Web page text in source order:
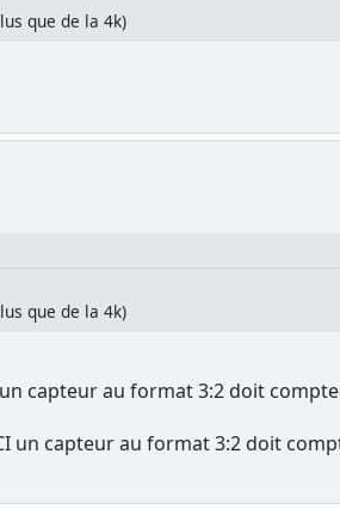
que de la 4k)
que de la 4k)
capteur au format 3:2 doit
un capteur au format 3:2 doit